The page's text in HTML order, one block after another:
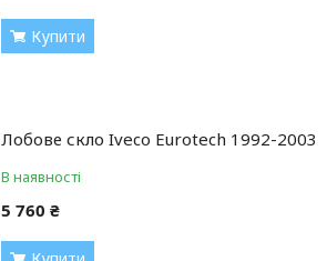
Купити
Лобове скло Iveco Eurotech 1992-2003
В наявності
5 760 ₴